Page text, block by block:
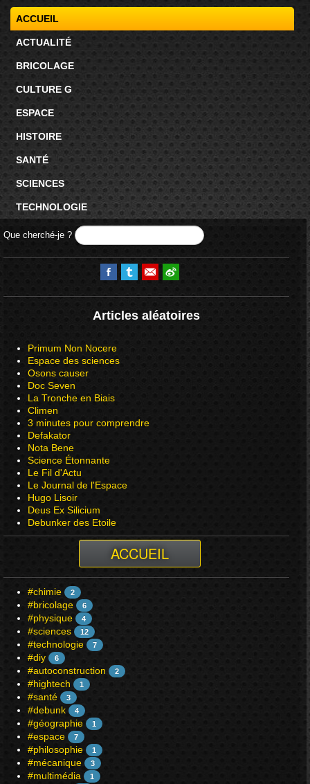
ACCUEIL
ACTUALITÉ
BRICOLAGE
CULTURE G
ESPACE
HISTOIRE
SANTÉ
SCIENCES
TECHNOLOGIE
Que cherché-je ?
Articles aléatoires
Primum Non Nocere
Espace des sciences
Osons causer
Doc Seven
La Tronche en Biais
Climen
3 minutes pour comprendre
Defakator
Nota Bene
Science Étonnante
Le Fil d'Actu
Le Journal de l'Espace
Hugo Lisoir
Deus Ex Silicium
Debunker des Etoile
ACCUEIL
#chimie 2
#bricolage 6
#physique 4
#sciences 12
#technologie 7
#diy 6
#autoconstruction 2
#hightech 1
#santé 3
#debunk 4
#géographie 1
#espace 7
#philosophie 1
#mécanique 3
#multimédia 1